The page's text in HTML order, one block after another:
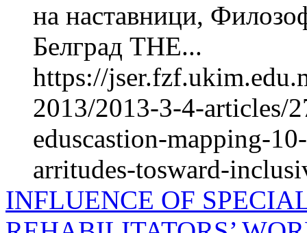
на наставници,
Белград THE...
https://
2013/2013-3-4-articles/
eduscastion-mapping-
arritudes-tosward-
INFLUENCE OF